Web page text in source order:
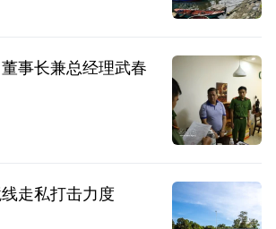
事长兼总经理武春
走私打击力度